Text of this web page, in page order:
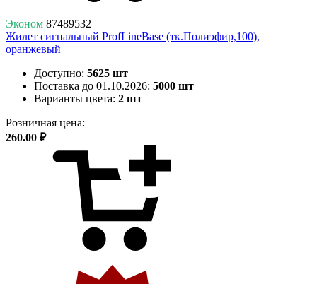
Эконом 87489532
Жилет сигнальный ProfLineBase (тк.Полиэфир,100),
оранжевый
Доступно: 5625 шт
Поставка до 01.10.2026: 5000 шт
Варианты цвета: 2 шт
Розничная цена:
260.00 ₽